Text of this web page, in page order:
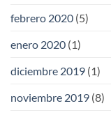
febrero 2020 (5)
enero 2020 (1)
diciembre 2019 (1)
noviembre 2019 (8)